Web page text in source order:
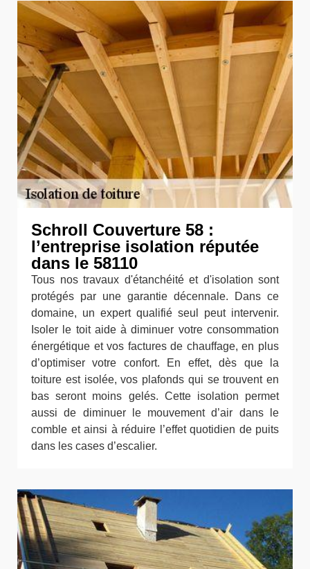
Schroll Couverture 58 :
l’entreprise isolation réputée
dans le 58110
Tous nos travaux d'étanchéité et d'isolation sont
protégés par une garantie décennale. Dans ce
domaine, un expert qualifié seul peut intervenir.
Isoler le toit aide à diminuer votre consommation
énergétique et vos factures de chauffage, en plus
d’optimiser votre confort. En effet, dès que la
toiture est isolée, vos plafonds qui se trouvent en
bas seront moins gelés. Cette isolation permet
aussi de diminuer le mouvement d’air dans le
comble et ainsi à réduire l’effet quotidien de puits
dans les cases d’escalier.